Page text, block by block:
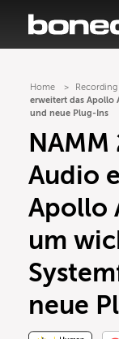
Home Recording
erweitert das Apollo
und neue Plug-Ins
NAMM
Audio
Apollo
um
neue